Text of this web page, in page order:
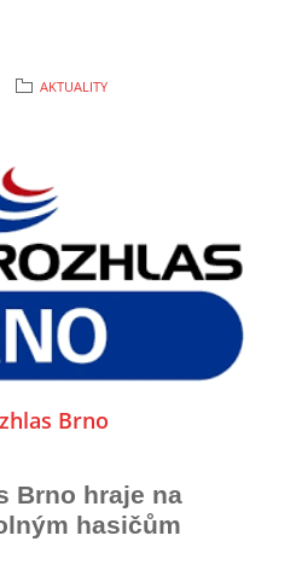
AKTUALITY
Brno
Brno hraje na
hasičům